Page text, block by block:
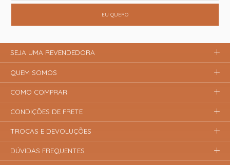
EU QUERO
SEJA UMA REVENDEDORA
QUEM SOMOS
COMO COMPRAR
CONDIÇÕES DE FRETE
TROCAS E DEVOLUÇÕES
DÚVIDAS FREQUENTES